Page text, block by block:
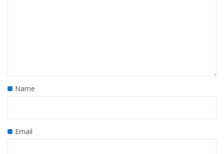
Name
Email